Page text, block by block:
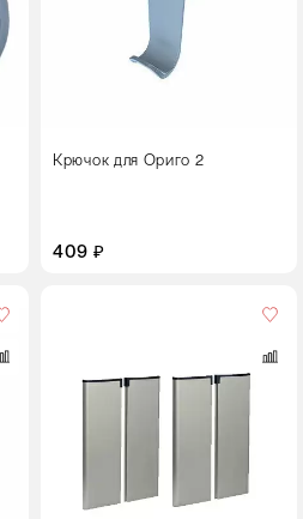
Крючок для Ориго 2
409 ₽